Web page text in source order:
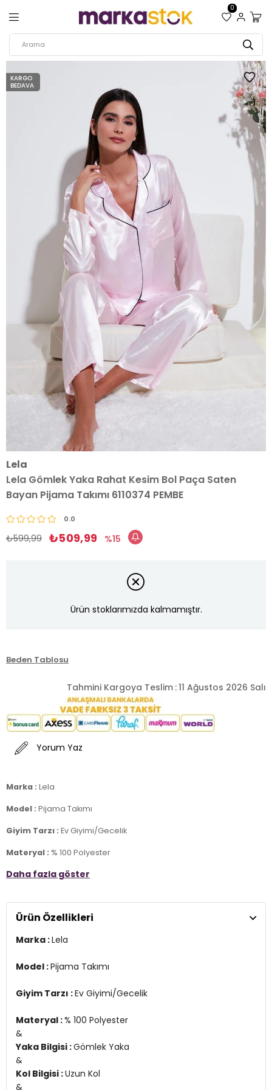
0
KARGO
BEDAVA
Lela
Lela Gömlek Yaka Rahat Kesim Bol Paça Saten
Bayan Pijama Takımı 6110374 PEMBE
0.0
₺599,99 ₺509,99 15
Ürün stoklarımızda kalmamıştır.
Beden Tablosu
Tahmini Kargoya Teslim :11 Ağustos 2026 Salı
Yorum Yaz
Marka : Lela
Model : Pijama Takımı
Giyim Tarzı : Ev Giyimi/Gecelik
Materyal : % 100 Polyester
Yaka Bilgisi :Gömlek Yaka
&
Kalıp Bilgisi :Rahat Kesim, Bol Paça
Manken Ölçüsü :
Üretim Yeri :Türkiye
Daha fazla göster
Ürün Özellikleri
Marka :Lela
Model :Pijama Takımı
Giyim Tarzı :Ev Giyimi/Gecelik
Materyal :% 100 Polyester
&
Yaka Bilgisi :Gömlek Yaka
&
Kol Bilgisi :Uzun Kol
&